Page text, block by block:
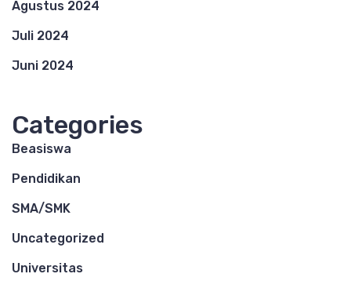
Agustus 2024
Juli 2024
Juni 2024
Categories
Beasiswa
Pendidikan
SMA/SMK
Uncategorized
Universitas